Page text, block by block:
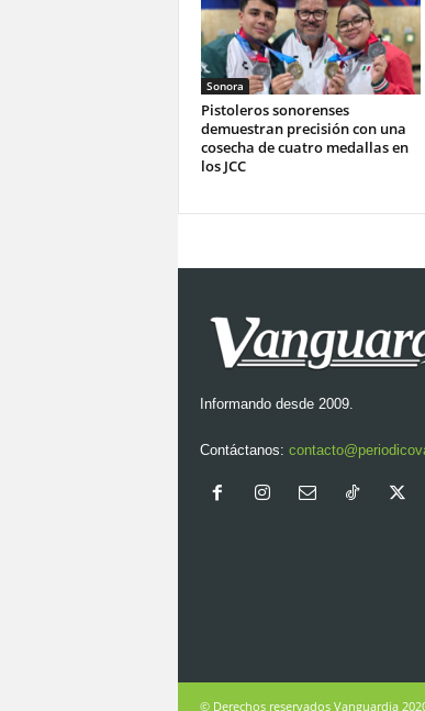
Sonora
Pistoleros sonorenses
demuestran precisión con una
cosecha de cuatro medallas en
los JCC
Informando desde 2009.
Contáctanos:
© Derechos reservados Vanguardia